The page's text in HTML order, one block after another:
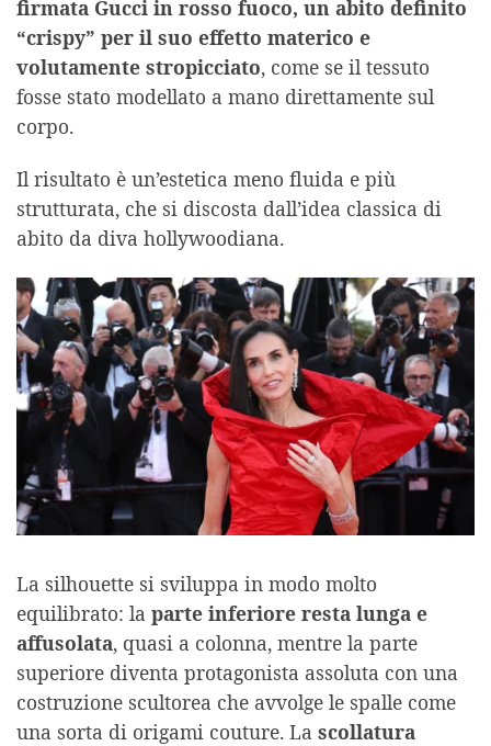
firmata Gucci in rosso fuoco, un abito definito
“crispy” per il suo effetto materico e
volutamente stropicciato, come se il tessuto
fosse stato modellato a mano direttamente sul
corpo.
Il risultato è un’estetica meno fluida e più
strutturata, che si discosta dall’idea classica di
abito da diva hollywoodiana.
La silhouette si sviluppa in modo molto
equilibrato: la parte inferiore resta lunga e
affusolata, quasi a colonna, mentre la parte
superiore diventa protagonista assoluta con una
costruzione scultorea che avvolge le spalle come
una sorta di origami couture. La scollatura